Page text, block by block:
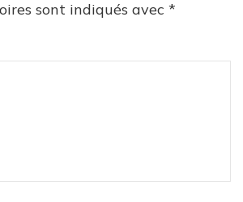
sont indiqués avec *